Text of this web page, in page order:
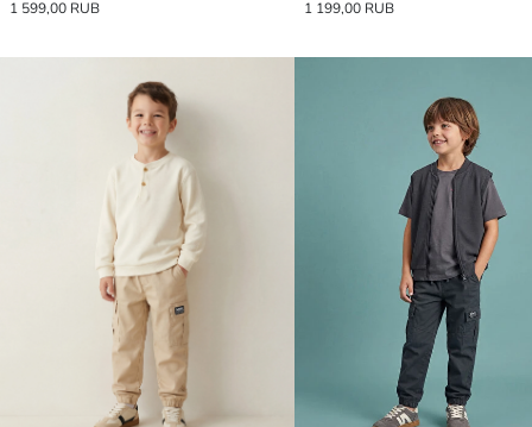
1 599,00 RUB
1 199,00 RUB